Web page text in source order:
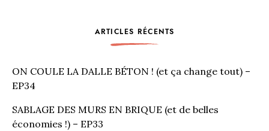
ARTICLES RÉCENTS
ON COULE LA DALLE BÉTON ! (et ça change tout) –
EP34
SABLAGE DES MURS EN BRIQUE (et de belles
économies !) – EP33